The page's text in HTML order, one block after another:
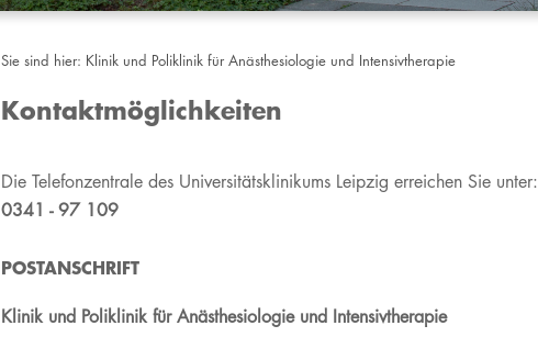
Sie sind hier: Klinik und Poliklinik für Anästhesiologie und Intensivtherapie
Kontaktmöglichkeiten
​​​​​​​​​​​​​​​​​​​​Die Telefonzentrale des Universitätsklinikums Leipzig erreichen Sie unter:
0341 - 97 109
POSTA​NSCHRIFT
Klinik und P​​oliklinik für Anästhesiologie und Intensivtherapie